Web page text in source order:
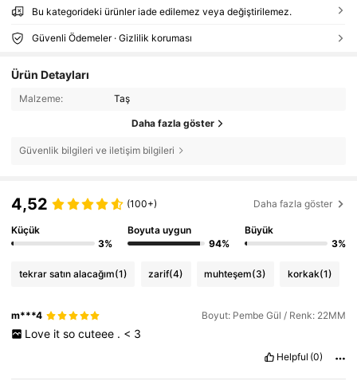
Bu kategorideki ürünler iade edilemez veya değiştirilemez.
Güvenli Ödemeler · Gizlilik koruması
Ürün Detayları
Malzeme: Taş
Daha fazla göster
Güvenlik bilgileri ve iletişim bilgileri
4,52 (100+) Daha fazla göster
Küçük
3%
Boyuta uygun
94%
Büyük
3%
tekrar satın alacağım(1) zarif(4) muhteşem(3) korkak(1)
m***4 Boyut: Pembe Gül / Renk: 22MM
Love it so cuteee . < 3
Helpful (0)